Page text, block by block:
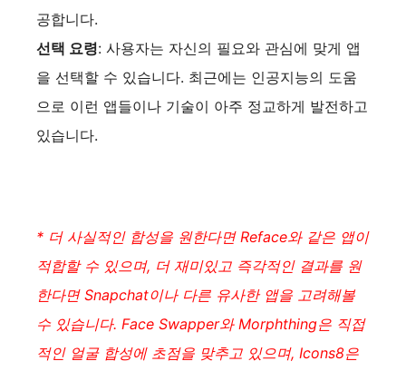
공합니다.
선택 요령: 사용자는 자신의 필요와 관심에 맞게 앱
을 선택할 수 있습니다. 최근에는 인공지능의 도움
으로 이런 앱들이나 기술이 아주 정교하게 발전하고
있습니다.
* 더 사실적인 합성을 원한다면 Reface와 같은 앱이
적합할 수 있으며, 더 재미있고 즉각적인 결과를 원
한다면 Snapchat이나 다른 유사한 앱을 고려해볼
수 있습니다. Face Swapper와 Morphthing은 직접
적인 얼굴 합성에 초점을 맞추고 있으며, Icons8은